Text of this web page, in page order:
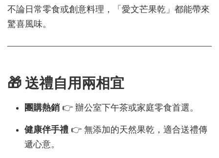
不論日常零食或創意料理，「愛文芒果乾」都能帶來
驚喜風味。
🎁 送禮自用兩相宜
團購熱銷 👉 辦公室下午茶或家庭零食首選。
健康伴手禮 👉 無添加的天然果乾，適合送禮傳
遞心意。